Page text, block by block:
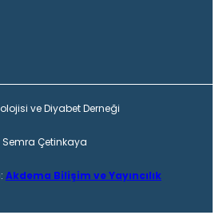
ve Diyabet Derneği
Semra Çetinkaya
Akdema Bilişim ve Yayıncılık